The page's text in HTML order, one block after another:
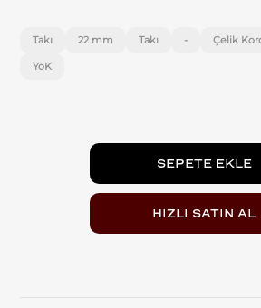
Takı 22 mm Takı - Çelik
YoK